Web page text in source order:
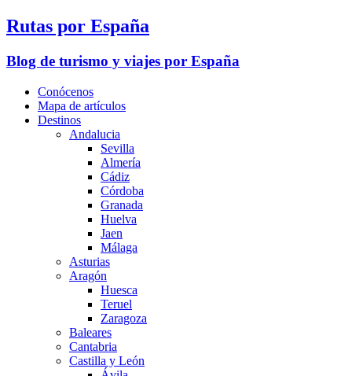
Rutas por España
Blog de turismo y viajes por España
Conócenos
Mapa de artículos
Destinos
Andalucia
Sevilla
Almería
Cádiz
Córdoba
Granada
Huelva
Jaen
Málaga
Asturias
Aragón
Huesca
Teruel
Zaragoza
Baleares
Cantabria
Castilla y León